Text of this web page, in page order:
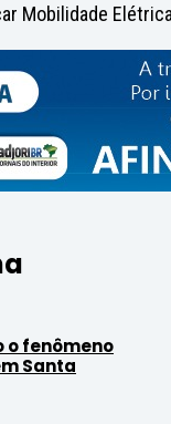
Mobilidade
o fenômeno
Santa